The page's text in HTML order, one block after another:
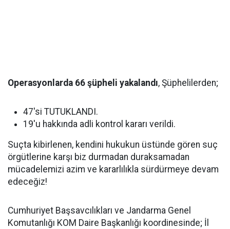
Operasyonlarda 66 şüpheli yakalandı, Şüphelilerden;
47'si TUTUKLANDI.
19'u hakkında adli kontrol kararı verildi.
Suçta kibirlenen, kendini hukukun üstünde gören suç
örgütlerine karşı biz durmadan duraksamadan
mücadelemizi azim ve kararlılıkla sürdürmeye devam
edeceğiz!
Cumhuriyet Başsavcılıkları ve Jandarma Genel
Komutanlığı KOM Daire Başkanlığı koordinesinde; İl